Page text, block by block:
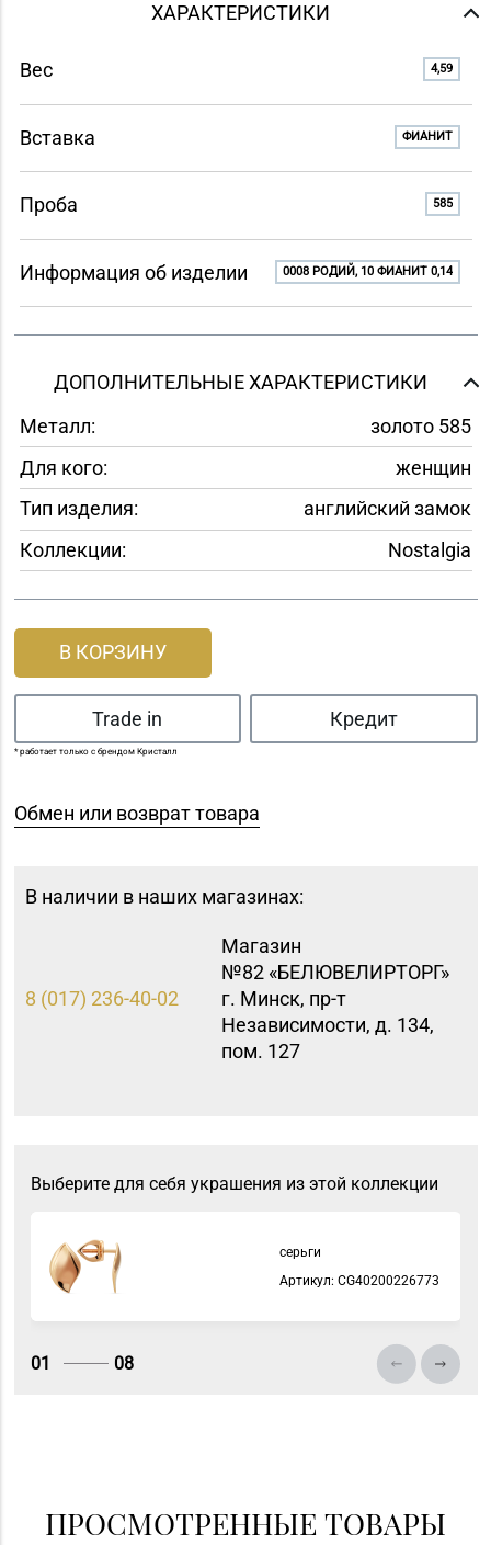
ХАРАКТЕРИСТИКИ
Вес 4,59
Вставка ФИАНИТ
Проба 585
Информация об изделии 0008 РОДИЙ, 10 ФИАНИТ 0,14
ДОПОЛНИТЕЛЬНЫЕ ХАРАКТЕРИСТИКИ
Металл:
золото 585
Для кого:
женщин
Тип изделия:
английский замок
Коллекции:
Nostalgia
В КОРЗИНУ
Trade in Кредит
* работает только с брендом Кристалл
Обмен или возврат товара
В наличии в наших магазинах:
8 (017) 236-40-02
Магазин
№82 «БЕЛЮВЕЛИРТОРГ»
г. Минск, пр-т
Независимости, д. 134,
пом. 127
Выберите для себя украшения из этой коллекции
серьги
Артикул: СG40200226773
01 08
ПРОСМОТРЕННЫЕ ТОВАРЫ